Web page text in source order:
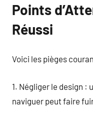
Points
Réussi
Voici les pièges
1. Négliger le design
naviguer peut faire